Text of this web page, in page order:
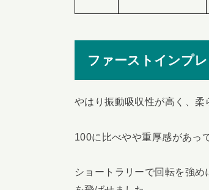
ファーストインプ
やはり振動吸収性が高く、柔
100に比べやや重厚感があっ
ショートラリーで回転を強